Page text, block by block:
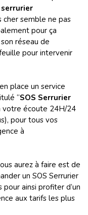
serrurier
cher semble ne pas
pour ça
réseau de
pour intervenir
place un service
“SOS Serrurier
votre écoute 24H/24
pour tous vos
à
aurez à faire est de
un SOS Serrurier
ainsi profiter d’un
aux tarifs les plus